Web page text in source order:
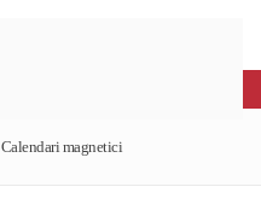
Calendari magnetici